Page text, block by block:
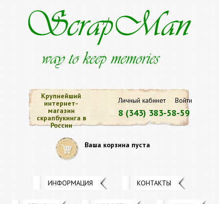
Личный кабинет Войти
8 (343) 383-58-59
Крупнейший
интернет-
магазин
скрапбукинга в
России
Ваша корзина пуста
ИНФОРМАЦИЯ КОНТАКТЫ